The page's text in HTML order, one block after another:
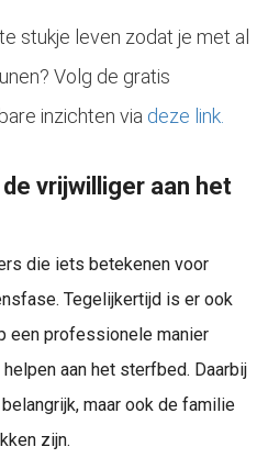
stukje leven zodat je met al
Volg de gratis
inzichten via deze link.
vrijwilliger aan het
die iets betekenen voor
Tegelijkertijd is er ook
een professionele manier
aan het sterfbed. Daarbij
maar ook de familie
zijn.